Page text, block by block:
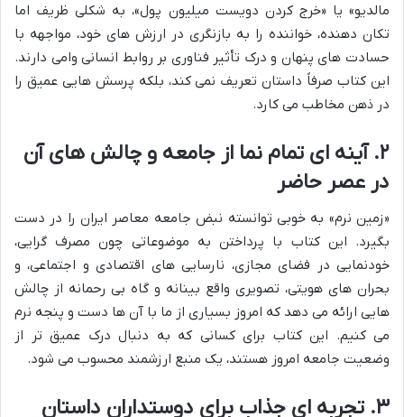
مالدیو» یا «خرج کردن دویست میلیون پول»، به شکلی ظریف اما
تکان دهنده، خواننده را به بازنگری در ارزش های خود، مواجهه با
حسادت های پنهان و درک تأثیر فناوری بر روابط انسانی وامی دارند.
این کتاب صرفاً داستان تعریف نمی کند، بلکه پرسش هایی عمیق را
در ذهن مخاطب می کارد.
۲. آینه ای تمام نما از جامعه و چالش های آن
در عصر حاضر
«زمین نرم» به خوبی توانسته نبض جامعه معاصر ایران را در دست
بگیرد. این کتاب با پرداختن به موضوعاتی چون مصرف گرایی،
خودنمایی در فضای مجازی، نارسایی های اقتصادی و اجتماعی، و
بحران های هویتی، تصویری واقع بینانه و گاه بی رحمانه از چالش
هایی ارائه می دهد که امروز بسیاری از ما با آن ها دست و پنجه نرم
می کنیم. این کتاب برای کسانی که به دنبال درک عمیق تر از
وضعیت جامعه امروز هستند، یک منبع ارزشمند محسوب می شود.
۳. تجربه ای جذاب برای دوستداران داستان